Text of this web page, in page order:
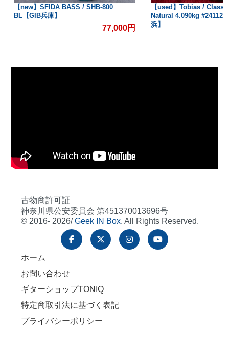
【new】SFIDA BASS / SHB-800
BL【GIB兵庫】
77,000円
【used】Tobias /
Natural 4.090kg
浜】
古物商許可証
神奈川県公安委員会 第451370013696号
© 2016- 2026/Geek IN Box. All Rights Reserved.
ホーム
お問い合わせ
ギターショップTONIQ
特定商取引法に基づく表記
プライバシーポリシー